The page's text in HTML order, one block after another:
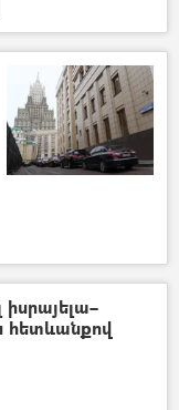
հետևանքով